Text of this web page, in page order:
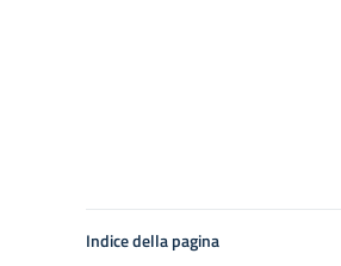
Indice della pagina